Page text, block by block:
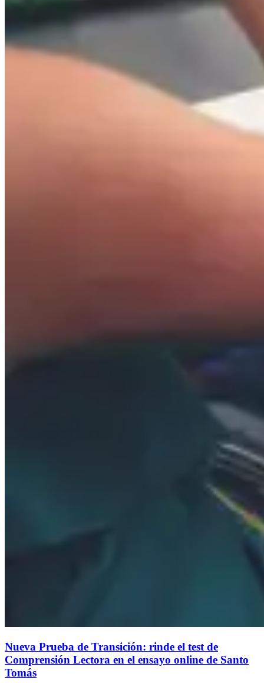
Nueva Prueba de Transición: rinde el test de
Comprensión Lectora en el ensayo online de Santo
Tomás